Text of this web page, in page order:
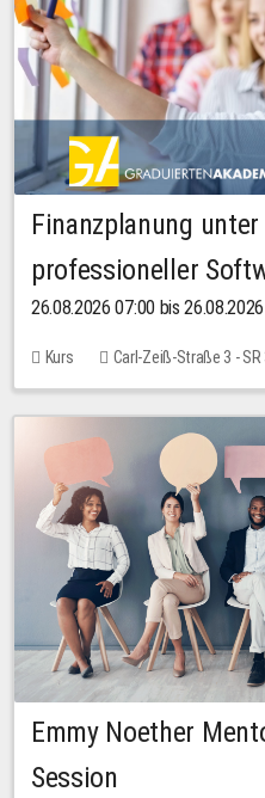
Finanzplanung
professioneller
26.08.2026 07:00 bis
Kurs Carl-Zeiß-Straße 3 - SR
20,00 EUR
Emmy Noether
Session